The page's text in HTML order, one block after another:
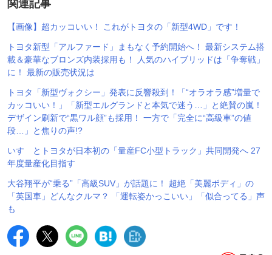
関連記事
【画像】超カッコいい！ これがトヨタの「新型4WD」です！
トヨタ新型「アルファード」まもなく予約開始へ！ 最新システム搭
載＆豪華なブロンズ内装採用も！ 人気のハイブリッドは「争奪戦」
に！ 最新の販売状況は
トヨタ「新型ヴォクシー」発表に反響殺到！「“オラオラ感”増量で
カッコいい！」「新型エルグランドと本気で迷う…」と絶賛の嵐！
デザイン刷新で“黒ワル顔”も採用！ 一方で「完全に“高級車”の値
段…」と焦りの声!?
いすゞとトヨタが日本初の「量産FC小型トラック」共同開発へ 27
年度量産化目指す
大谷翔平が“乗る”「高級SUV」が話題に！ 超絶「美麗ボディ」の
「英国車」どんなクルマ？ 「運転姿かっこいい」「似合ってる」声
も